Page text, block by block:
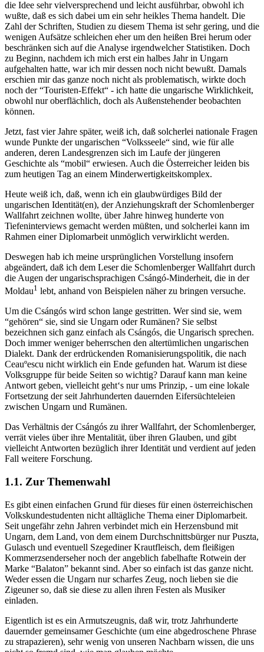
die Idee sehr vielversprechend und leicht ausführbar, obwohl ich
wußte, daß es sich dabei um ein sehr heikles Thema handelt. Die
Zahl der Schriften, Studien zu diesem Thema ist sehr gering, und die
wenigen Aufsätze schleichen eher um den heißen Brei herum oder
beschränken sich auf die Analyse irgendwelcher Statistiken. Doch
zu Beginn, nachdem ich mich erst ein halbes Jahr in Ungarn
aufgehalten hatte, war ich mir dessen noch nicht bewußt. Damals
erschien mir das ganze noch nicht als problematisch, wirkte doch
noch der “Touristen-Effekt“ - ich hatte die ungarische Wirklichkeit,
obwohl nur oberflächlich, doch als Außenstehender beobachten
können.
Jetzt, fast vier Jahre später, weiß ich, daß solcherlei nationale Fragen
wunde Punkte der ungarischen “Volksseele“ sind, wie für alle
anderen, deren Landesgrenzen sich im Laufe der jüngeren
Geschichte als “mobil“ erwiesen. Auch die Österreicher leiden bis
zum heutigen Tag an einem Minderwertigkeitskomplex.
Heute weiß ich, daß, wenn ich ein glaubwürdiges Bild der
ungarischen Identität(en), der Anziehungskraft der Schomlenberger
Wallfahrt zeichnen wollte, über Jahre hinweg hunderte von
Tiefeninterviews gemacht werden müßten, und solcherlei kann im
Rahmen einer Diplomarbeit unmöglich verwirklicht werden.
Deswegen hab ich meine ursprünglichen Vorstellung insofern
abgeändert, daß ich dem Leser die Schomlenberger Wallfahrt durch
die Augen der ungarischsprachigen Csángó-Minderheit, die in der
Moldau1 lebt, anhand von Beispielen näher zu bringen versuche.
Um die Csángós wird schon lange gestritten. Wer sind sie, wem
“gehören“ sie, sind sie Ungarn oder Rumänen? Sie selbst
bezeichnen sich ganz einfach als Csángós, die Ungarisch sprechen.
Doch immer weniger beherrschen den altertümlichen ungarischen
Dialekt. Dank der erdrückenden Romanisierungspolitik, die nach
Ceauºescu nicht wirklich ein Ende gefunden hat. Warum ist diese
Volksgruppe für beide Seiten so wichtig? Darauf kann man keine
Antwort geben, vielleicht geht‘s nur ums Prinzip, - um eine lokale
Fortsetzung der seit Jahrhunderten dauernden Eifersüchteleien
zwischen Ungarn und Rumänen.
Das Verhältnis der Csángós zu ihrer Wallfahrt, der Schomlenberger,
verrät vieles über ihre Mentalität, über ihren Glauben, und gibt
vielleicht Antworten bezüglich ihrer Identität und verdient auf jeden
Fall weitere Forschung.
1.1. Zur Themenwahl
Es gibt einen einfachen Grund für dieses für einen österreichischen
Volkskundestudenten nicht alltägliche Thema einer Diplomarbeit.
Seit ungefähr zehn Jahren verbindet mich ein Herzensbund mit
Ungarn, dem Land, von dem einem Durchschnittsbürger nur Puszta,
Gulasch und eventuell Szegediner Krautfleisch, dem fleißigen
Kommerzsenderseher noch der angeblich fabelhafte Rotwein der
Marke “Balaton” bekannt sind. Aber so einfach ist das ganze nicht.
Weder essen die Ungarn nur scharfes Zeug, noch lieben sie die
Zigeuner so, daß sie diese zu allen ihren Festen als Musiker
einladen.
Eigentlich ist es ein Armutszeugnis, daß wir, trotz Jahrhunderte
dauernder gemeinsamer Geschichte (um eine abgedroschene Phrase
zu strapazieren), sehr wenig von unseren Nachbarn wissen, die uns